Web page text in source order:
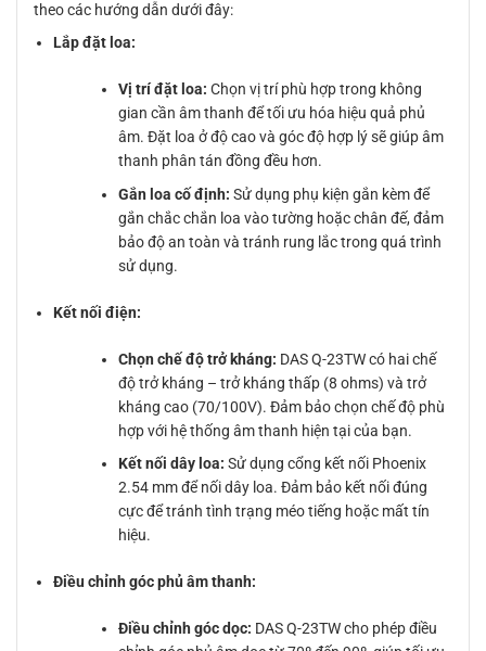
theo các hướng dẫn dưới đây:
Lắp đặt loa:
Vị trí đặt loa: Chọn vị trí phù hợp trong không
gian cần âm thanh để tối ưu hóa hiệu quả phủ
âm. Đặt loa ở độ cao và góc độ hợp lý sẽ giúp âm
thanh phân tán đồng đều hơn.
Gắn loa cố định: Sử dụng phụ kiện gắn kèm để
gắn chắc chắn loa vào tường hoặc chân đế, đảm
bảo độ an toàn và tránh rung lắc trong quá trình
sử dụng.
Kết nối điện:
Chọn chế độ trở kháng: DAS Q-23TW có hai chế
độ trở kháng – trở kháng thấp (8 ohms) và trở
kháng cao (70/100V). Đảm bảo chọn chế độ phù
hợp với hệ thống âm thanh hiện tại của bạn.
Kết nối dây loa: Sử dụng cổng kết nối Phoenix
2.54 mm để nối dây loa. Đảm bảo kết nối đúng
cực để tránh tình trạng méo tiếng hoặc mất tín
hiệu.
Điều chỉnh góc phủ âm thanh:
Điều chỉnh góc dọc: DAS Q-23TW cho phép điều